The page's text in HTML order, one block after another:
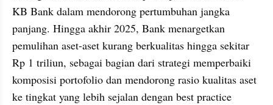
KB Bank dalam mendorong pertumbuhan jangka
panjang. Hingga akhir 2025, Bank menargetkan
pemulihan aset-aset kurang berkualitas hingga sekitar
Rp 1 triliun, sebagai bagian dari strategi memperbaiki
komposisi portofolio dan mendorong rasio kualitas aset
ke tingkat yang lebih sejalan dengan best practice